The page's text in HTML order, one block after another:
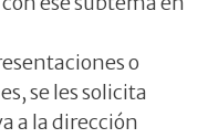
o
se les solicita
a la dirección